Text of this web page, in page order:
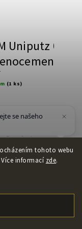
tohoto webu
informací zde.
Uniputz 0.6,
(1 ks)
vápenocementová
se našeho